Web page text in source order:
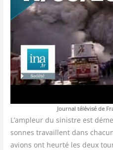
Jour­nal télé­vi­sé de
L’ampleur du sinistre est
sonnes tra­vaillent dans
avions ont heur­té les deux